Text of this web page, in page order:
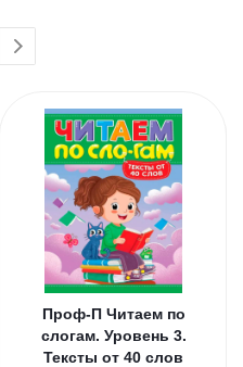
Проф-П Читаем по
слогам. Уровень 3.
Тексты от 40 слов